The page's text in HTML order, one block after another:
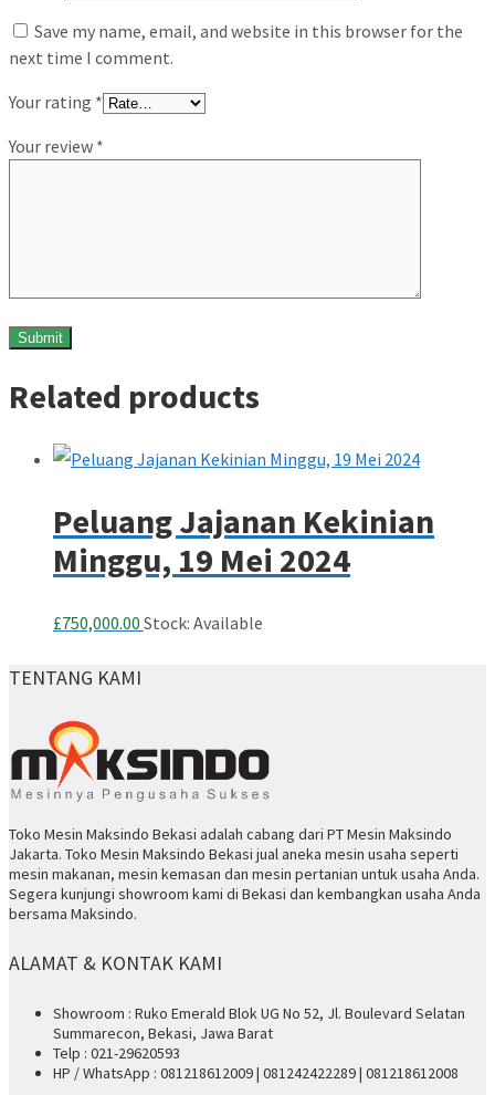
Save my name, email, and website in this browser for the
next time I comment.
Your rating *
Your review *
Related products
Peluang Jajanan Kekinian
Minggu, 19 Mei 2024
£750,000.00 Stock: Available
TENTANG KAMI
Toko Mesin Maksindo Bekasi adalah cabang dari PT Mesin Maksindo
Jakarta. Toko Mesin Maksindo Bekasi jual aneka mesin usaha seperti
mesin makanan, mesin kemasan dan mesin pertanian untuk usaha Anda.
Segera kunjungi showroom kami di Bekasi dan kembangkan usaha Anda
bersama Maksindo.
ALAMAT & KONTAK KAMI
Showroom : Ruko Emerald Blok UG No 52, Jl. Boulevard Selatan
Summarecon, Bekasi, Jawa Barat
Telp : 021-29620593
HP / WhatsApp : 081218612009 | 081242422289 | 081218612008